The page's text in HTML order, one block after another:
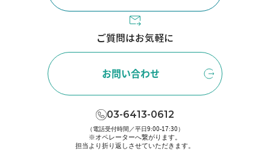
ご質問はお気軽に
お問い合わせ
03-6413-0612
（電話受付時間／平日9:00-17:30）
※オペレーターへ繋がります。
担当より折り返しさせていただきます。